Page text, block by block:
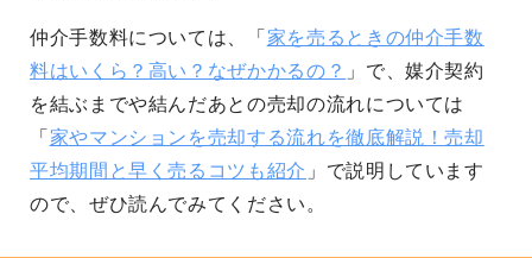
仲介手数料については、「 家を売るときの仲介手数
料はいくら？高い？なぜかかるの？ 」で、媒介契約
を結ぶまでや結んだあとの売却の流れについては
「 家やマンションを売却する流れを徹底解説！売却
平均期間と早く売るコツも紹介 」で説明しています
ので、ぜひ読んでみてください。